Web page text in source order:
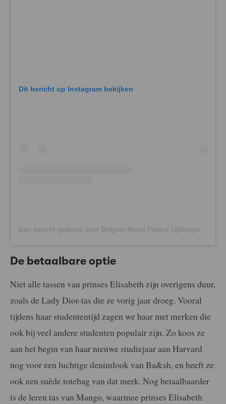
Dit bericht op Instagram bekijken
De betaalbare optie
Niet alle tassen van prinses Elisabeth zijn overigens duur,
zoals de Lady Dior-tas die ze vorig jaar droeg. Vooral
tijdens haar studententijd zagen we haar met merken die
ook bij veel andere studenten populair zijn. Zo koos ze
aan het begin van haar nieuwe studiejaar aan Harvard
nog voor een luchtige denimlook van Ba&sh, en heeft ze
ook een suède totebag van dat merk. Nog betaalbaarder
is de leren tas van Mango, waarmee prinses Elisabeth